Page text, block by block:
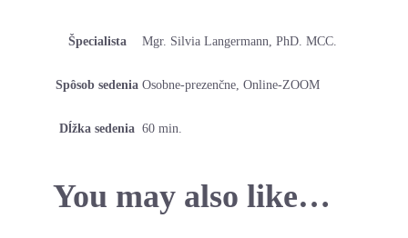
Špecialista Mgr. Silvia Langermann, PhD. MCC.
Spôsob sedenia Osobne-prezenčne, Online-ZOOM
Dĺžka sedenia 60 min.
You may also like…